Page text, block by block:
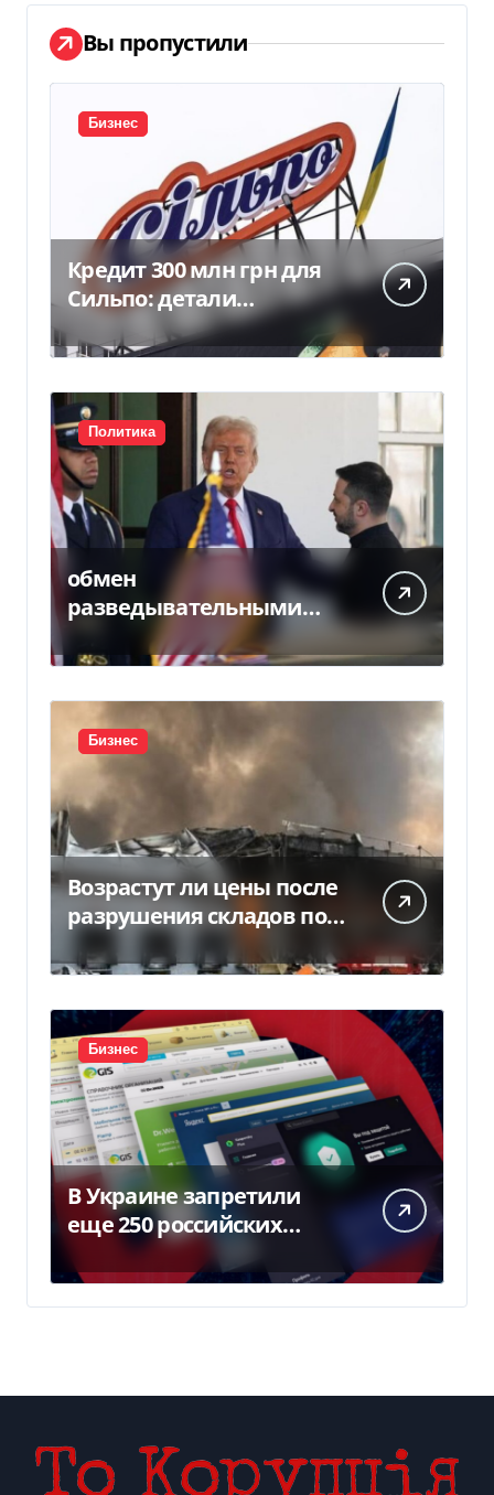
Вы пропустили
Бизнес
Кредит 300 млн грн для
Сильпо: детали
соглашения с
Ощадбанком
Политика
обмен
разведывательными
данными между
Украиной и США
значительно вырос, —
Politico
Бизнес
Возрастут ли цены после
разрушения складов под
Бизнес
В Украине запретили
еще 250 российских
программ и видов
оборудования — Delo.ua